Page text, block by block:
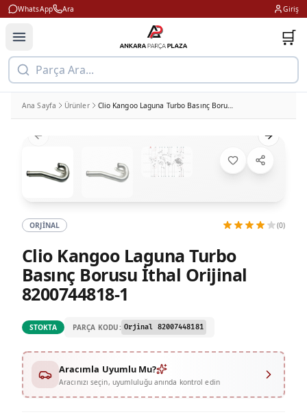
WhatsApp Ara Giriş
🛒
Parça Ara...
Ana Sayfa Ürünler Clio Kangoo Laguna Turbo Basınç Borusu İthal Orijinal 8200744818-1
Previous slide Next
ORJINAL (0)
Clio Kangoo Laguna Turbo
Basınç Borusu İthal Orijinal
8200744818-1
STOKTA PARÇA KODU: Orjinal 82007448181
Aracımla Uyumlu Mu?
Aracınızı seçin, uyumluluğu anında kontrol edin